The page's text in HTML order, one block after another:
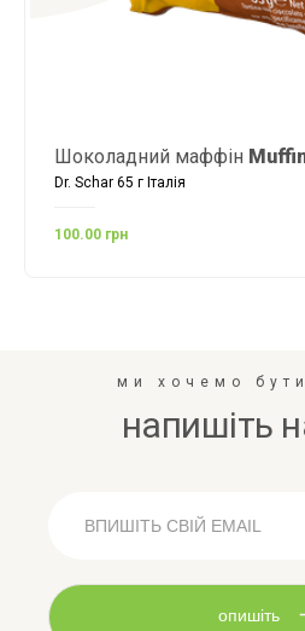
Шоколадний маффін
Dr. Schar 65 г Італія
100.00 грн
ми хочемо
напишіть
опишіть